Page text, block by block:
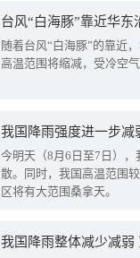
台风“白海豚”靠近华
随着台风“白海豚”的靠近
高温范围将缩减，受冷空
今明天（8月6日至7日）
散。同时，我国高温范围
区将有大范围桑拿天。
我国降雨整体减少减弱